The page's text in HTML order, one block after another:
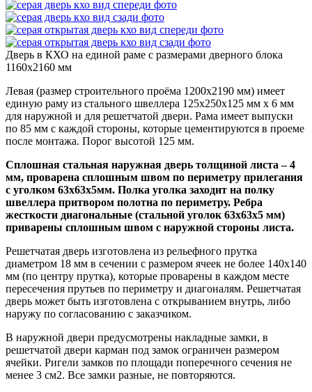
Дверь в КХО на единой раме с размерами дверного блока
1160х2160 мм
Левая (размер строительного проёма 1200х2190 мм) имеет
единую раму из стального швеллера 125х250х125 мм х 6 мм
для наружной и для решетчатой двери. Рама имеет выпуски
по 85 мм с каждой стороны, которые цементируются в проеме
после монтажа. Порог высотой 125 мм.
Сплошная стальная наружная дверь толщиной листа – 4
мм, проварена сплошным швом по периметру прилегания
с уголком 63х63х5мм. Полка уголка заходит на полку
швеллера притвором полотна по периметру. Ребра
жесткости диагональные (стальной уголок 63х63х5 мм)
приварены сплошным швом с наружной стороны листа.
Решетчатая дверь изготовлена из рельефного прутка
диаметром 18 мм в сечении с размером ячеек не более 140х140
мм (по центру прутка), которые проварены в каждом месте
пересечения прутьев по периметру и диагоналям. Решетчатая
дверь может быть изготовлена с открыванием внутрь, либо
наружу по согласованию с заказчиком.
В наружной двери предусмотрены накладные замки, в
решетчатой двери карман под замок ограничен размером
ячейки. Ригели замков по площади поперечного сечения не
менее 3 см2. Все замки разные, не повторяются.